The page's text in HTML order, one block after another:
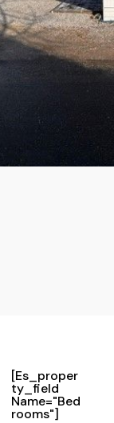
[es_proper
Ty_field
Name="bed
Rooms"]